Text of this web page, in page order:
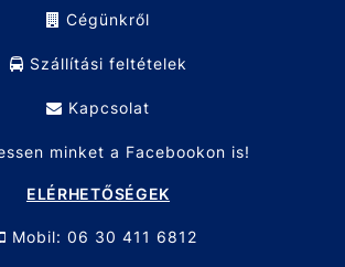
Cégünkről
Szállítási feltételek
Kapcsolat
minket a Facebookon is!
ELÉRHETŐSÉGEK
Mobil: 06 30 411 6812